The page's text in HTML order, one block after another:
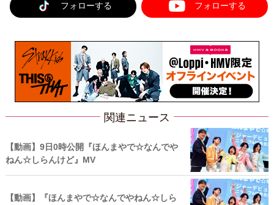
フォローする フォローする
関連ニュース
【動画】9日0時公開『ほんまやで☆なんでや
ねん☆しらんけど』MV
【動画】『ほんまやで☆なんでやねん☆しら